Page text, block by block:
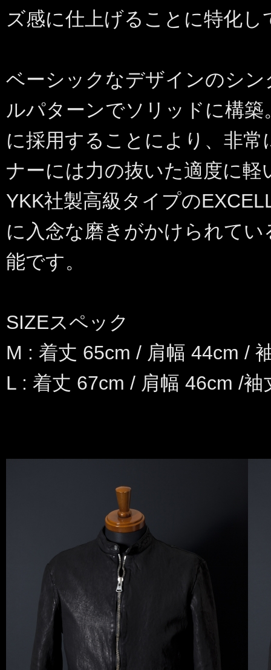
ズ感に仕上げることに特化し
ベーシックなデザインのシ
ルパターンでソリッドに構
に採用することにより、非
ナーには力の抜いた適度に
YKK社製高級タイプの
に入念な磨きがかけられて
能です。
SIZEスペック
M : 着丈 65cm / 肩幅 44cm /
L : 着丈 67cm / 肩幅 46cm /袖